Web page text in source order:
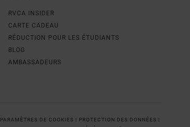
RVCA INSIDER
CARTE CADEAU
RÉDUCTION POUR LES ÉTUDIANTS
BLOG
AMBASSADEURS
PARAMÈTRES DE COOKIES | PROTECTION DES DONNÉES |